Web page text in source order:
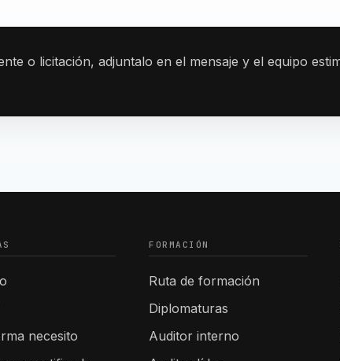
o licitación, adjuntalo en el mensaje y el equipo
necesito
FORMACIÓN
Ruta de formación
Diplomaturas
Auditor interno